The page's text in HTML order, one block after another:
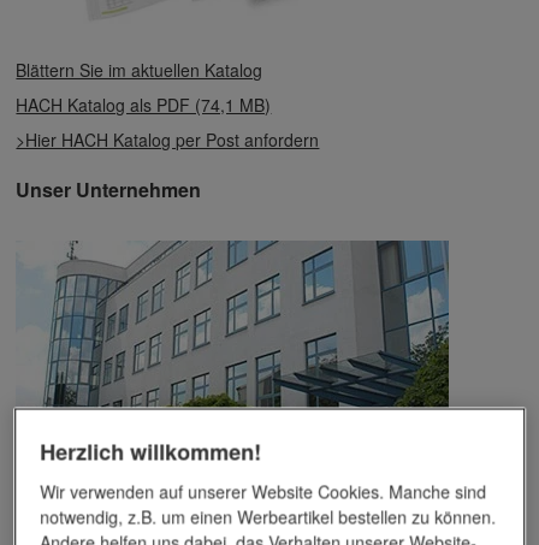
Blättern Sie im aktuellen Katalog
HACH Katalog als PDF (74,1 MB)
>Hier HACH Katalog per Post anfordern
Unser Unternehmen
Das Unternehmen verfügt über jahrzehntelange Erfahrung im
Bereich der Werbemittelveredelung und im Werbeartikel-Markt.
Herzlich willkommen!
Wir verwenden auf unserer Website Cookies. Manche sind
notwendig, z.B. um einen Werbeartikel bestellen zu können.